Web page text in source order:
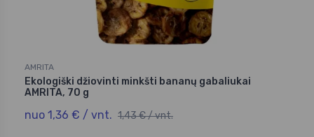
AMRITA
Ekologiški džiovinti minkšti bananų gabaliukai
AMRITA, 70 g
nuo 1,36 € / vnt. 1,43 € / vnt.